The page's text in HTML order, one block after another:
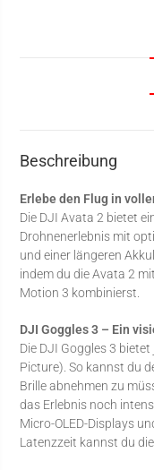
Beschreibung
Erlebe den Flug in
Die DJI Avata 2 bietet
Drohnenerlebnis mit
und einer längeren
indem du die Avata 2
Motion 3 kombinierst.
DJI Goggles 3 – Ein
Die DJI Goggles 3
Picture). So kannst du
Brille abnehmen zu
das Erlebnis noch
Micro-OLED-Displays
Latenzzeit kannst du